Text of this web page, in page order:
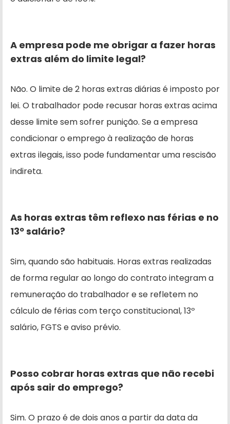
A empresa pode me obrigar a fazer horas
extras além do limite legal?
Não. O limite de 2 horas extras diárias é imposto por
lei. O trabalhador pode recusar horas extras acima
desse limite sem sofrer punição. Se a empresa
condicionar o emprego à realização de horas
extras ilegais, isso pode fundamentar uma rescisão
indireta.
As horas extras têm reflexo nas férias e no
13º salário?
Sim, quando são habituais. Horas extras realizadas
de forma regular ao longo do contrato integram a
remuneração do trabalhador e se refletem no
cálculo de férias com terço constitucional, 13º
salário, FGTS e aviso prévio.
Posso cobrar horas extras que não recebi
após sair do emprego?
Sim. O prazo é de dois anos a partir da data da